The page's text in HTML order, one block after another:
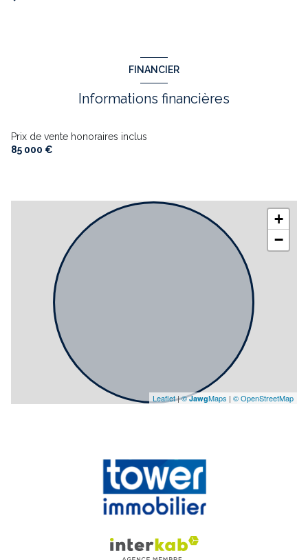
FINANCIER
Informations financières
Prix de vente honoraires inclus
85 000 €
+
−
Leaflet|©JawgMaps | © OpenStreetMap